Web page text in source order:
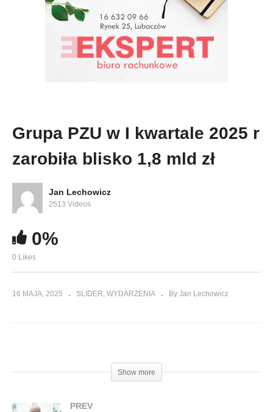
Grupa PZU w I kwartale 2025 r
zarobiła blisko 1,8 mld zł
Jan Lechowicz
2513 Videos
0%
0 Likes
16 MAJA, 2025 SLIDER WYDARZENIA By Jan Lechowicz
Show more
PREV